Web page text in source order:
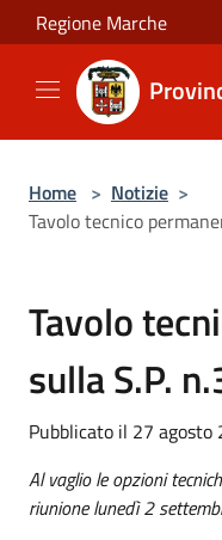
Salta al contenuto principale
Regione Marche
Home > Notizie >
Tavolo tecnico
Tavolo
sulla S.P.
Pubblicato il 27 agosto
Al vaglio le opzioni
riunione lunedì 2